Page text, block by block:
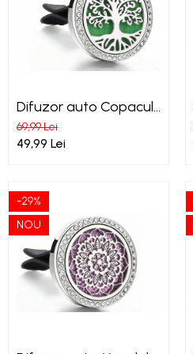
Difuzor auto Copacul
Vietii, stil și prospețime
în mașina ta
69,99 Lei
49,99 Lei
-29%
NOU